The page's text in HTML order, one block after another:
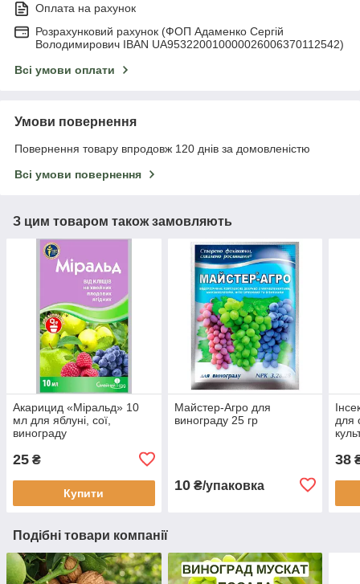
Оплата на рахунок
Розрахунковий рахунок (ФОП Адаменко Сергій
Володимирович IBAN UA953220010000026006370112542)
Всі умови оплати
Умови повернення
Повернення товару впродовж 120 днів за домовленістю
Всі умови повернення
З цим товаром також замовляють
Акарицид «Міральд» 10
мл для яблуні, сої,
винограду
25 ₴
Купити
Майстер-Агро для
винограду 25 гр
10₴/упаковка
для
38
Подібні товари компанії